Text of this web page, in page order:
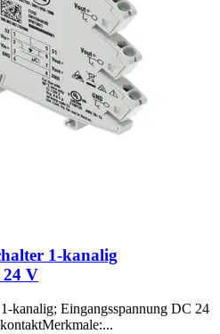
1-kanalig
24 V
kanalig; Eingangsspannung DC 24